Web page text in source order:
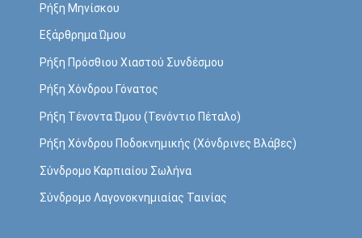
Ρήξη Mηνίσκου
Εξάρθρημα Ώμου
Ρήξη Πρόσθιου Χιαστού Συνδέσμου
Ρήξη Χόνδρου Γόνατος
Ρήξη Τένοντα Ώμου (Τενόντιο Πέταλο)
Ρήξη Χόνδρου Ποδοκνημικής (Χόνδρινες Βλάβες)
Σύνδρομο Καρπιαίου Σωλήνα
Σύνδρομο Λαγονοκνημιαίας Ταινίας